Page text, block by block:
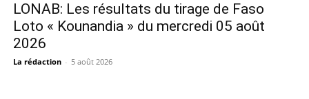
LONAB: Les résultats du tirage de Faso
Loto « Kounandia » du mercredi 05 août
2026
La rédaction - 5 août 2026